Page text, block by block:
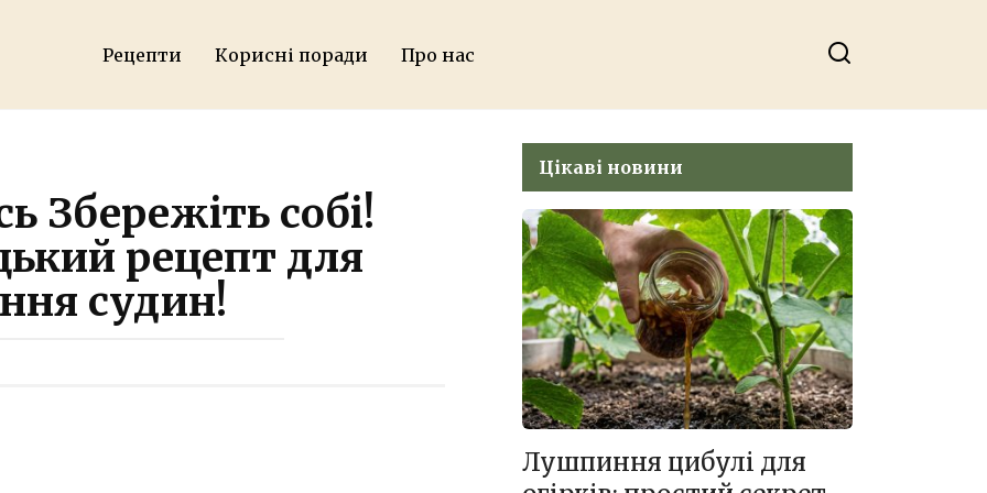
Рецепти Корисні поради Про нас
Збережіть собі!
рецепт для
судин!
Цікаві новини
Лушпиння цибулі для